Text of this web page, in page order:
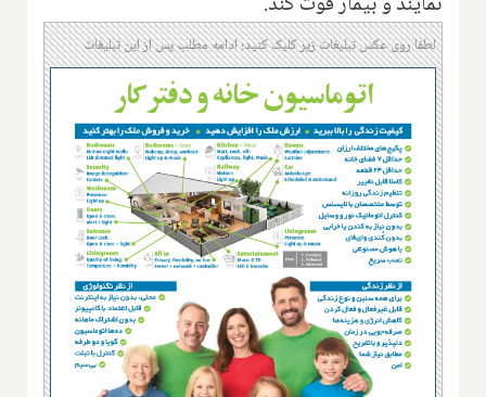
لطفا روی عکس تبلیغات زیر کلیک کنید؛ ادامه مطلب پس از این تبلیغات